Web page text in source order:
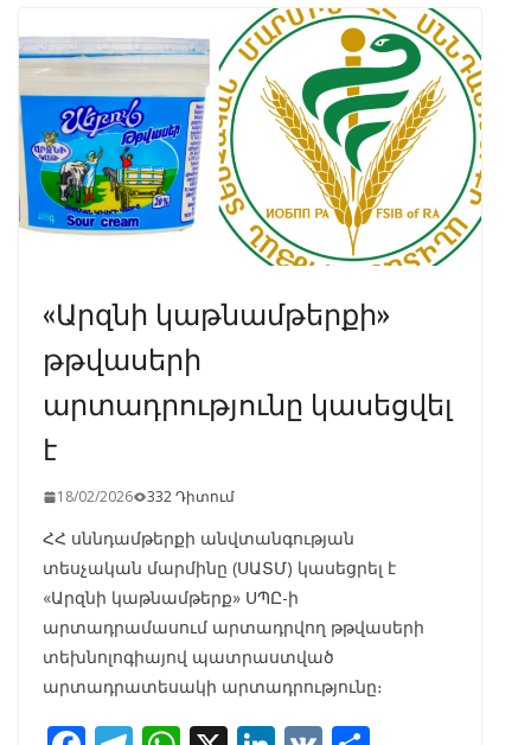
o
o
k
a
m
A
p
p
dI
n
«Արզնի կաթնամթերքի»
թթվասերի
արտադրությունը կասեցվել
է
18/02/2026 332 Դիտում
ՀՀ սննդամթերքի անվտանգության
տեսչական մարմինը (ՍԱՏՄ) կասեցրել է
«Արզնի կաթնամթերք» ՍՊԸ-ի
արտադրամասում արտադրվող թթվասերի
տեխնոլոգիայով պատրաստված
արտադրատեսակի արտադրությունը։